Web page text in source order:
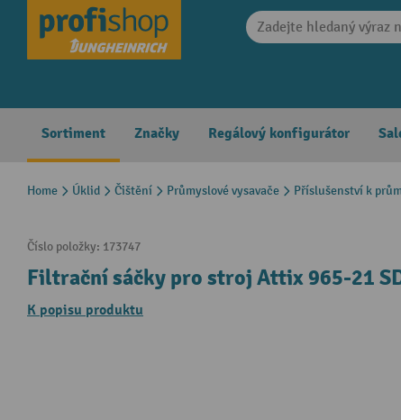
Skip to main navigation
Sortiment Značky Regálový konfigurátor
Home Úklid Čištění Průmyslové vysavače Příslušenství k
Číslo položky: 173747
Filtrační sáčky pro stroj Attix 965-21
K popisu produktu